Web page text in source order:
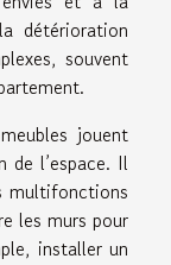
détérioration
souvent
jouent
de l’espace. Il
multifonctions
les murs pour
installer un